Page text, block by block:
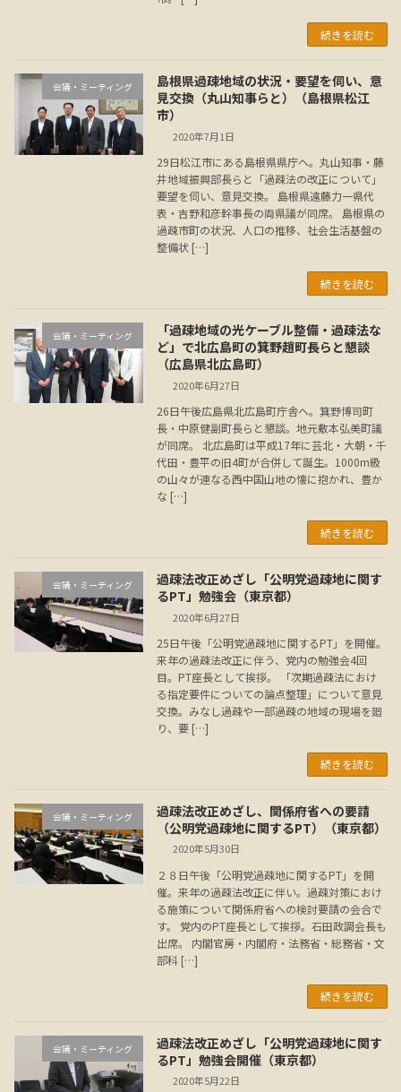
続きを読む
会議・ミーティング
島根県過疎地域の状況・要望を伺い、意
見交換（丸山知事らと）（島根県松江
市）
2020年7月1日
29日松江市にある島根県県庁へ。丸山知事・藤
井地域振興部長らと「過疎法の改正について」
要望を伺い、意見交換。 島根県遠藤力一県代
表・吉野和彦幹事長の両県議が同席。 島根県の
過疎市町の状況、人口の推移、社会生活基盤の
整備状 […]
続きを読む
会議・ミーティング
「過疎地域の光ケーブル整備・過疎法な
ど」で北広島町の箕野趙町長らと懇談
（広島県北広島町）
2020年6月27日
26日午後広島県北広島町庁舎へ。箕野博司町
長・中原健副町長らと懇談。地元敷本弘美町議
が同席。 北広島町は平成17年に芸北・大朝・千
代田・豊平の旧4町が合併して誕生。1000m級
の山々が連なる西中国山地の懐に抱かれ、豊か
な […]
続きを読む
会議・ミーティング
過疎法改正めざし「公明党過疎地に関す
るPT」勉強会（東京都）
2020年6月27日
25日午後「公明党過疎地に関するPT」を開催。
来年の過疎法改正に伴う、党内の勉強会4回
目。PT座長として挨拶。 「次期過疎法におけ
る指定要件についての論点整理」について意見
交換。みなし過疎や一部過疎の地域の現場を廻
り、要 […]
続きを読む
会議・ミーティング
過疎法改正めざし、関係府省への要請
（公明党過疎地に関するPT）（東京都）
2020年5月30日
２８日午後「公明党過疎地に関するPT」を開
催。来年の過疎法改正に伴い。過疎対策におけ
る施策について関係府省への検討要請の会合で
す。 党内のPT座長として挨拶。石田政調会長も
出席。 内閣官房・内閣府・法務省・総務省・文
部科 […]
続きを読む
会議・ミーティング
過疎法改正めざし「公明党過疎地に関す
るPT」勉強会開催（東京都）
2020年5月22日